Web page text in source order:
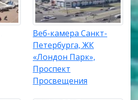
Веб-камера Санкт-
Петербурга, ЖК
«Лондон Парк»,
Проспект
Просвещения